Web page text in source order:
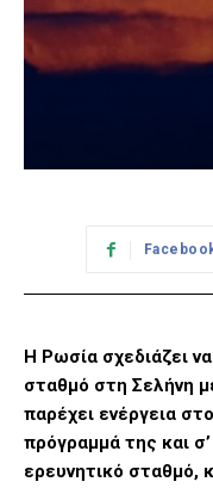
Η Ρωσία σχεδιάζει
σταθμό στη Σελήνη
παρέχει ενέργεια
πρόγραμμά της και
ερευνητικό σταθμό,